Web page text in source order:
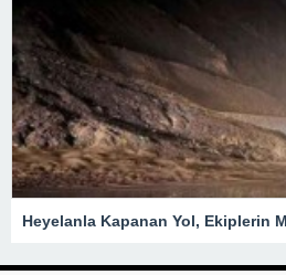
Heyelanla Kapanan Yol, Ekiplerin